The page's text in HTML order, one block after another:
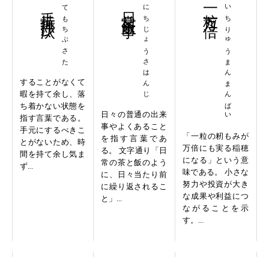
てもちぶさた
することがなくて
暇を持て余し、落
ち着かない状態を
指す言葉である。
手元にするべきこ
とがないため、時
間を持て余し気ま
ず...
にちじょうさはんじ
日々の普通の出来
事やよくあること
を指す言葉であ
る。 文字通り「日
常の茶と飯のよう
に、日々当たり前
に繰り返されるこ
と」...
いちりゅうまんまんばい
一粒万々倍
「一粒の籾もみが
万倍にも実る稲穂
になる」という意
味である。 小さな
努力や投資が大き
な成果や利益につ
ながることを示
す。...